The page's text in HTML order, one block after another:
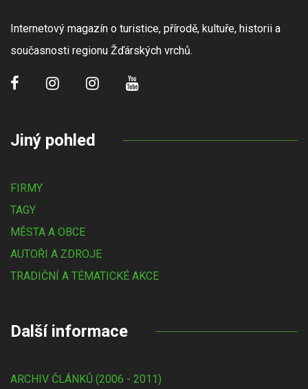
Internetový magazín o turistice, přírodě, kultuře, historii a
současnosti regionu Žďárských vrchů.
Jiný pohled
FIRMY
TAGY
MĚSTA A OBCE
AUTOŘI A ZDROJE
TRADIČNÍ A TÉMATICKÉ AKCE
Další informace
ARCHIV ČLÁNKŮ (2006 - 2011)